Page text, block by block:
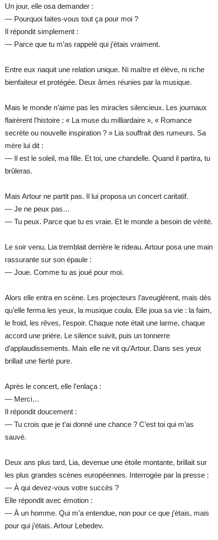
Un jour, elle osa demander :
— Pourquoi faites-vous tout ça pour moi ?
Il répondit simplement :
— Parce que tu m’as rappelé qui j’étais vraiment.
Entre eux naquit une relation unique. Ni maître et élève, ni riche
bienfaiteur et protégée. Deux âmes réunies par la musique.
Mais le monde n’aime pas les miracles silencieux. Les journaux
flairèrent l’histoire : « La muse du milliardaire », « Romance
secrète ou nouvelle inspiration ? » Lia souffrait des rumeurs. Sa
mère lui dit :
— Il est le soleil, ma fille. Et toi, une chandelle. Quand il partira, tu
brûleras.
Mais Artour ne partit pas. Il lui proposa un concert caritatif.
— Je ne peux pas…
— Tu peux. Parce que tu es vraie. Et le monde a besoin de vérité.
Le soir venu, Lia tremblait derrière le rideau. Artour posa une main
rassurante sur son épaule :
— Joue. Comme tu as joué pour moi.
Alors elle entra en scène. Les projecteurs l’aveuglèrent, mais dès
qu’elle ferma les yeux, la musique coula. Elle joua sa vie : la faim,
le froid, les rêves, l’espoir. Chaque note était une larme, chaque
accord une prière. Le silence suivit, puis un tonnerre
d’applaudissements. Mais elle ne vit qu’Artour. Dans ses yeux
brillait une fierté pure.
Après le concert, elle l’enlaça :
— Merci…
Il répondit doucement :
— Tu crois que je t’ai donné une chance ? C’est toi qui m’as
sauvé.
Deux ans plus tard, Lia, devenue une étoile montante, brillait sur
les plus grandes scènes européennes. Interrogée par la presse :
— À qui devez-vous votre succès ?
Elle répondit avec émotion :
— À un homme. Qui m’a entendue, non pour ce que j’étais, mais
pour qui j’étais. Artour Lebedev.